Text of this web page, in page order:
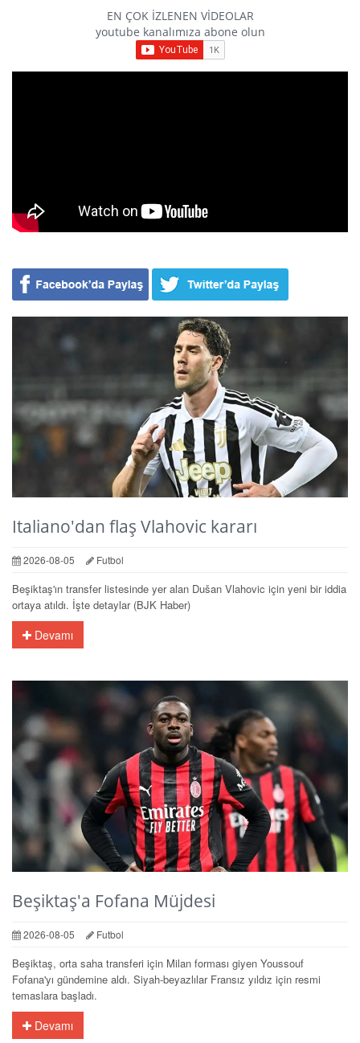
EN ÇOK İZLENEN VİDEOLAR
youtube kanalımıza abone olun
Italiano'dan flaş Vlahovic kararı
2026-08-05 Futbol
Beşiktaş'ın transfer listesinde yer alan Dušan Vlahovic için yeni bir iddia
ortaya atıldı. İşte detaylar (BJK Haber)
Devamı
Beşiktaş'a Fofana Müjdesi
2026-08-05 Futbol
Beşiktaş, orta saha transferi için Milan forması giyen Youssouf
Fofana'yı gündemine aldı. Siyah-beyazlılar Fransız yıldız için resmi
temaslara başladı.
Devamı